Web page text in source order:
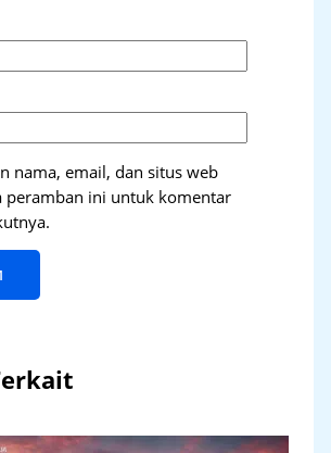
nama, email, dan situs web
peramban ini untuk komentar